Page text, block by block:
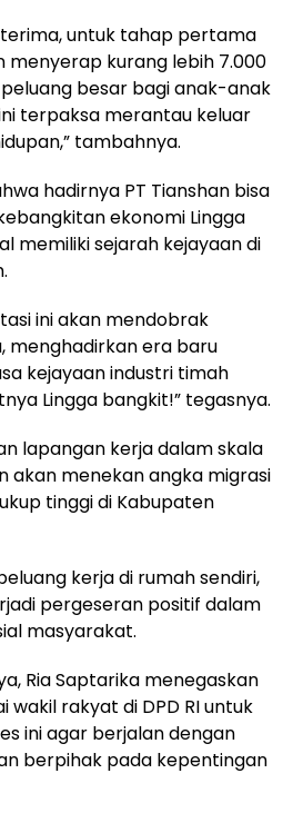
untuk tahap pertama
menyerap kurang lebih 7.000
besar bagi anak-anak
terpaksa merantau keluar
tambahnya.
hadirnya PT Tianshan bisa
ekonomi Lingga
memiliki sejarah kejayaan di
ini akan mendobrak
menghadirkan era baru
kejayaan industri timah
Lingga bangkit!” tegasnya.
lapangan kerja dalam skala
akan menekan angka migrasi
tinggi di Kabupaten
kerja di rumah sendiri,
pergeseran positif dalam
masyarakat.
Ria Saptarika menegaskan
rakyat di DPD RI untuk
ini agar berjalan dengan
berpihak pada kepentingan